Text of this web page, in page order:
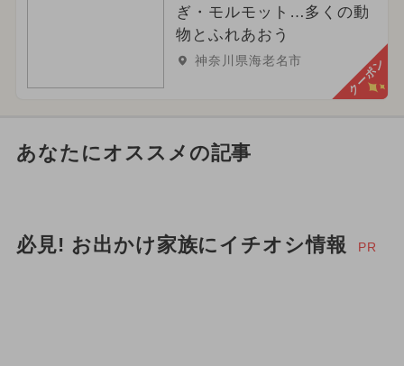
ぎ・モルモット…多くの動
物とふれあおう
神奈川県海老名市 クーポン
あなたにオススメの記事
必見! お出かけ家族にイチオシ情報 PR